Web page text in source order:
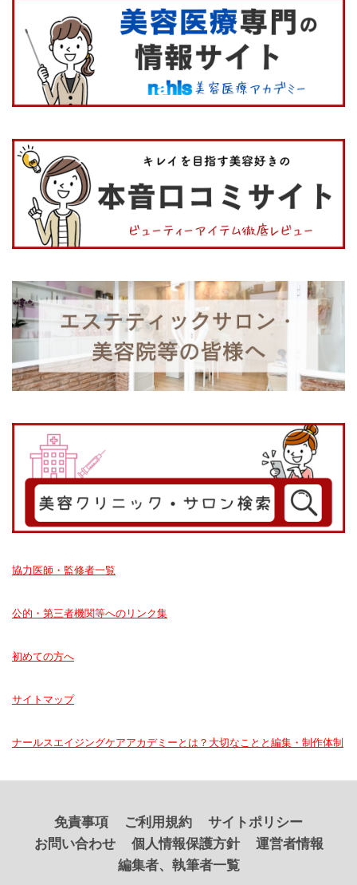
協力医師・監修者一覧
公的・第三者機関等へのリンク集
初めての方へ
サイトマップ
ナールスエイジングケアアカデミーとは？大切なことと編集・制作体制
免責事項 ご利用規約
サイトポリシー
お問い合わせ
個人情報保護方針
運営者情報
編集者、執筆者一覧